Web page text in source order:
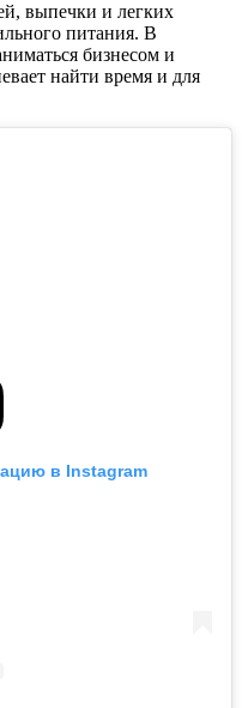
выпечки и легких
питания. В
бизнесом и
найти время и для
в Instagram